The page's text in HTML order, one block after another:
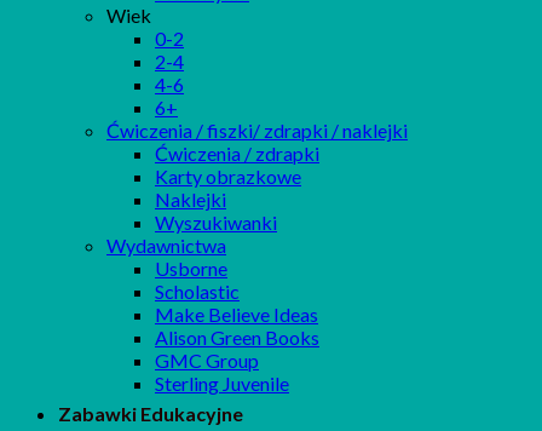
Wiek
0-2
2-4
4-6
6+
Ćwiczenia / fiszki/ zdrapki / naklejki
Ćwiczenia / zdrapki
Karty obrazkowe
Naklejki
Wyszukiwanki
Wydawnictwa
Usborne
Scholastic
Make Believe Ideas
Alison Green Books
GMC Group
Sterling Juvenile
Zabawki Edukacyjne